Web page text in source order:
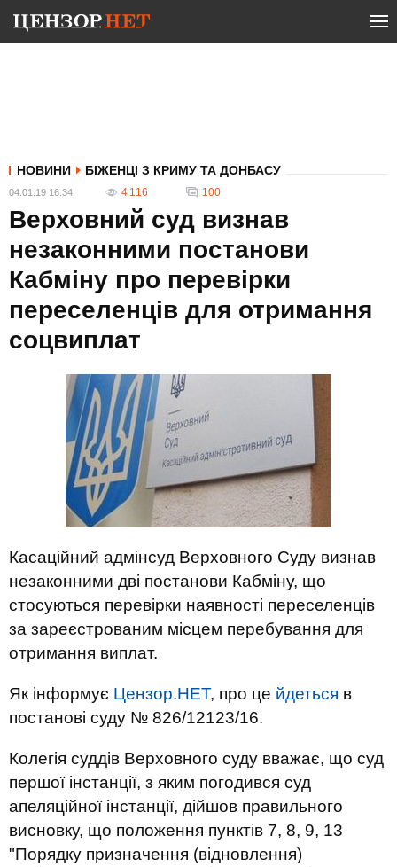
НОВИНИ БІЖЕНЦІ З КРИМУ ТА ДОНБАСУ
04.01.19 16:34 4 116 100
Верховний суд визнав
незаконними постанови
Кабміну про перевірки
переселенців для отримання
соцвиплат
Касаційний адмінсуд Верховного Суду визнав
незаконними дві постанови Кабміну, що
стосуються перевірки наявності переселенців
за зареєстрованим місцем перебування для
отримання виплат.
Як інформує Цензор.НЕТ, про це йдеться в
постанові суду № 826/12123/16.
Колегія суддів Верховного суду вважає, що суд
першої інстанції, з яким погодився суд
апеляційної інстанції, дійшов правильного
висновку, що положення пунктів 7, 8, 9, 13
"Порядку призначення (відновлення)